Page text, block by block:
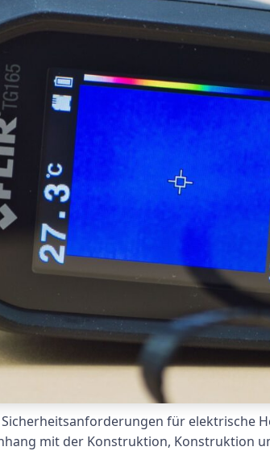
Sicherheitsanforderungen für elektrische
mit der Konstruktion, Konstruktion